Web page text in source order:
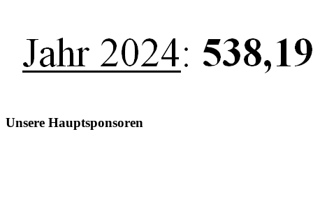
Unsere Hauptsponsoren